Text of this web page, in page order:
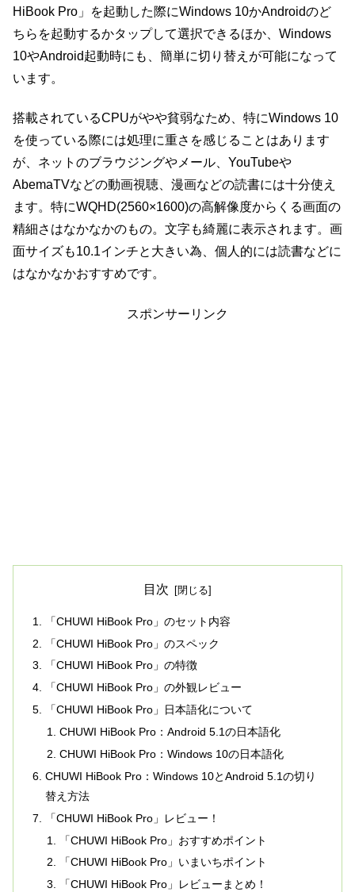
HiBook Pro」を起動した際にWindows 10かAndroidのど
ちらを起動するかタップして選択できるほか、Windows
10やAndroid起動時にも、簡単に切り替えが可能になって
います。
搭載されているCPUがやや貧弱なため、特にWindows 10
を使っている際には処理に重さを感じることはあります
が、ネットのブラウジングやメール、YouTubeや
AbemaTVなどの動画視聴、漫画などの読書には十分使え
ます。特にWQHD(2560×1600)の高解像度からくる画面の
精細さはなかなかのもの。文字も綺麗に表示されます。画
面サイズも10.1インチと大きい為、個人的には読書などに
はなかなかおすすめです。
スポンサーリンク
目次
「CHUWI HiBook Pro」のセット内容
「CHUWI HiBook Pro」のスペック
「CHUWI HiBook Pro」の特徴
「CHUWI HiBook Pro」の外観レビュー
「CHUWI HiBook Pro」日本語化について
CHUWI HiBook Pro：Android 5.1の日本語化
CHUWI HiBook Pro：Windows 10の日本語化
CHUWI HiBook Pro：Windows 10とAndroid 5.1の切り
替え方法
「CHUWI HiBook Pro」レビュー！
「CHUWI HiBook Pro」おすすめポイント
「CHUWI HiBook Pro」いまいちポイント
「CHUWI HiBook Pro」レビューまとめ！